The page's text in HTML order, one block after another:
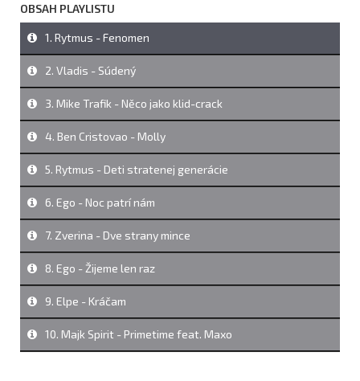
OBSAH PLAYLISTU
1. Rytmus - Fenomen
2. Vladis - Súdený
3. Mike Trafik - Něco jako klid-crack
4. Ben Cristovao - Molly
5. Rytmus - Deti stratenej generácie
6. Ego - Noc patrí nám
7. Zverina - Dve strany mince
8. Ego - Žijeme len raz
9. Elpe - Kráčam
10. Majk Spirit - Primetime feat. Maxo